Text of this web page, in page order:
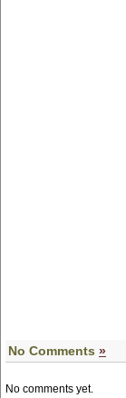
No Comments »
No comments yet.